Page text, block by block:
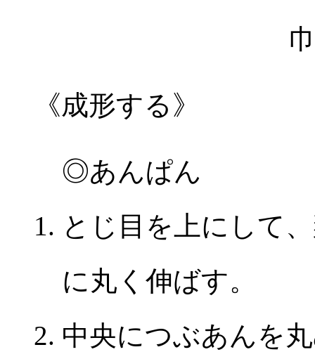
《成形する》
◎あんぱん
とじ目を上にして
に丸く伸ばす。
中央につぶあんを